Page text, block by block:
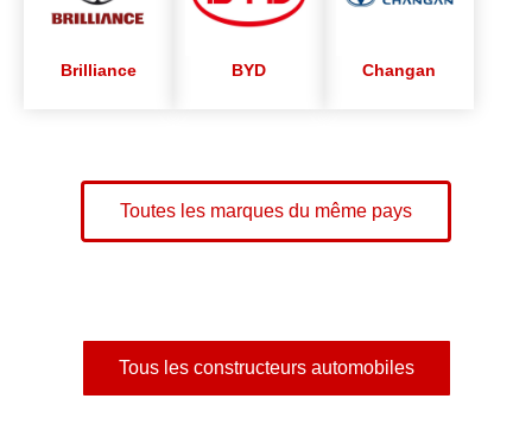
Brilliance BYD Changan
Toutes les marques du même pays
Tous les constructeurs automobiles